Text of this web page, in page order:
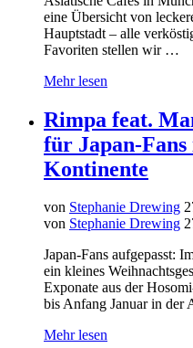
eine Übersicht von
Hauptstadt – alle
Favoriten stellen wir …
Mehr lesen
Rimpa feat.
für Japan-
Kontinente
von Stephanie Drewing
von Stephanie Drewing
Japan-Fans aufgepasst:
ein kleines
Exponate aus der
bis Anfang Januar in der
Mehr lesen